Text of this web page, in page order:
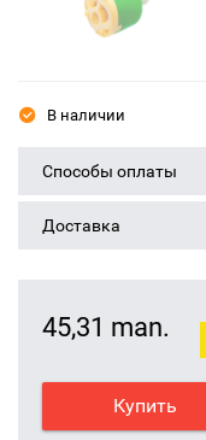
В наличии
Способы оплаты
Доставка
45,31 man.
Купить